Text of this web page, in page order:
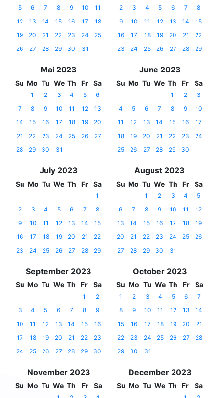
5
6 7 8 9 10
11
12
13 14 15 16 17
18
19
20 21 22 23 24
25
26
27 28 29 30 31
2
3 4 5 6 7
8
9
10 11 12 13 14
15
16
17 18 19 20 21
22
23
24 25 26 27 28 29
Mai 2023
Su Mo Tu We Th Fr Sa
1 2 3 4 5
6
7
8 9 10 11 12
13
14
15 16 17 18 19
20
21
22 23 24 25 26
27
28
29 30 31
June 2023
Su Mo Tu We Th Fr Sa
1 2
3
4
5 6 7 8 9
10
11
12 13 14 15 16
17
18
19 20 21 22 23
24
25
26 27 28 29 30
July 2023
Su Mo Tu We Th Fr Sa
1
2
3 4 5 6 7
8
9
10 11 12 13 14
15
16
17 18 19 20 21
22
23
24 25 26 27 28 29
August 2023
Su Mo Tu We Th Fr Sa
1 2 3 4
5
6
7 8 9 10 11
12
13
14 15 16 17 18
19
20
21 22 23 24 25
26
27
28 29 30 31
September 2023
Su Mo Tu We Th Fr Sa
1
2
3
4 5 6 7 8
9
10
11 12 13 14 15
16
17
18 19 20 21 22
23
24
25 26 27 28 29 30
October 2023
Su Mo Tu We Th Fr Sa
1 2 3 4 5 6
7
8
9 10 11 12 13
14
15
16 17 18 19 20
21
22
23 24 25 26 27
28
29
30 31
November 2023
Su Mo Tu We Th Fr Sa
December 2023
Su Mo Tu We Th Fr Sa